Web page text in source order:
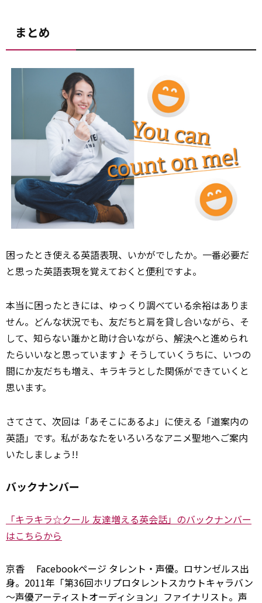
まとめ
困ったとき使える英語表現、いかがでしたか。一番必要だ
と思った英語表現を覚えておくと便利ですよ。
本当に困ったときには、ゆっくり調べている余裕はありま
せん。どんな状況でも、友だちと肩を貸し合いながら、そ
して、知らない誰かと助け合いながら、 解決へと進められ
たらいいなと思っています♪ そうしていくうちに、いつの
間にか友だちも増え、キラキラとした関係ができていくと
思います。
さてさて、次回は「あそこにあるよ」に使える「道案内の
英語」です。私があなたをいろいろなアニメ聖地へご案内
いたしましょう!!
バックナンバー
「キラキラ☆クール 友達増える英会話」のバックナンバー
はこちらから
京香 Facebookページ タレント・声優。ロサンゼルス出
身。2011年「第36回ホリプロタレントスカウトキャラバン
～声優アーティストオーディション」ファイナリスト。声